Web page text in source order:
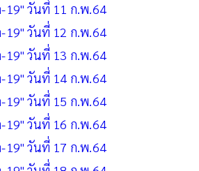
-19" วันที่ 11 ก.พ.64
-19" วันที่ 12 ก.พ.64
-19" วันที่ 13 ก.พ.64
-19" วันที่ 14 ก.พ.64
-19" วันที่ 15 ก.พ.64
-19" วันที่ 16 ก.พ.64
-19" วันที่ 17 ก.พ.64